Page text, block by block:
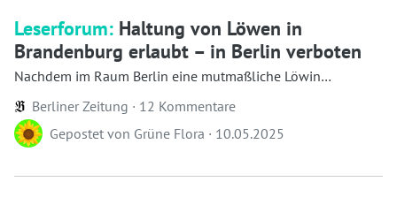
Leserforum: Haltung von Löwen in
Brandenburg erlaubt – in Berlin verboten
Nachdem im Raum Berlin eine mutmaßliche Löwin
Berliner Zeitung · 12 Kommentare
Gepostet von Grüne Flora · 10.05.2025